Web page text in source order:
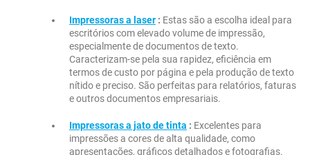
Impressoras a laser : Estas são a escolha ideal para
escritórios com elevado volume de impressão,
especialmente de documentos de texto.
Caracterizam-se pela sua rapidez, eficiência em
termos de custo por página e pela produção de texto
nítido e preciso. São perfeitas para relatórios, faturas
e outros documentos empresariais.
Impressoras a jato de tinta : Excelentes para
impressões a cores de alta qualidade, como
apresentações, gráficos detalhados e fotografias.